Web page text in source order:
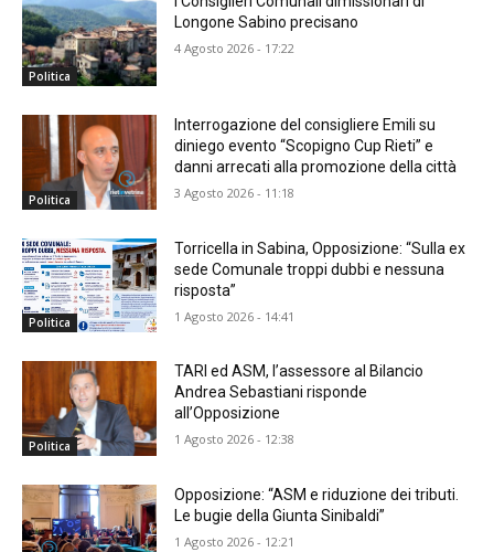
Politica
Longone Sabino precisano
4 Agosto 2026 - 17:22
Politica
Interrogazione del consigliere Emili su
diniego evento “Scopigno Cup Rieti” e
danni arrecati alla promozione della città
3 Agosto 2026 - 11:18
Politica
Torricella in Sabina, Opposizione: “Sulla ex
sede Comunale troppi dubbi e nessuna
risposta”
1 Agosto 2026 - 14:41
Politica
TARI ed ASM, l’assessore al Bilancio
Andrea Sebastiani risponde
all’Opposizione
1 Agosto 2026 - 12:38
Opposizione: “ASM e riduzione dei tributi.
Le bugie della Giunta Sinibaldi”
1 Agosto 2026 - 12:21